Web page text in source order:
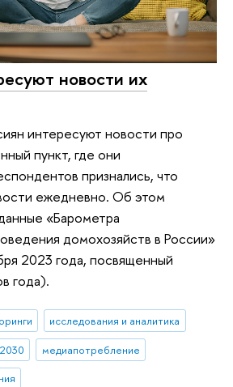
новости их
интересуют новости про
пункт, где они
признались, что
ежедневно. Об этом
«Барометра
домохозяйств в России»
2023 года, посвященный
года).
исследования и аналитика
медиапотребление